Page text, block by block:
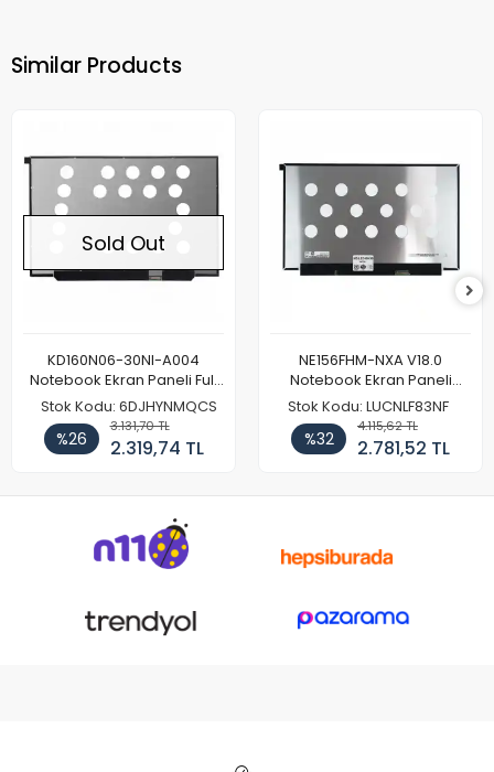
Similar Products
Sold Out
KD160N06-30NI-A004
Notebook Ekran Paneli Full
HD
Stok Kodu: 6DJHYNMQCS
%26
3.131,70 TL
2.319,74 TL
NE156FHM-NXA V18.0
Notebook Ekran Paneli
144Hz
Stok Kodu: LUCNLF83NF
%32
4.115,62 TL
2.781,52 TL